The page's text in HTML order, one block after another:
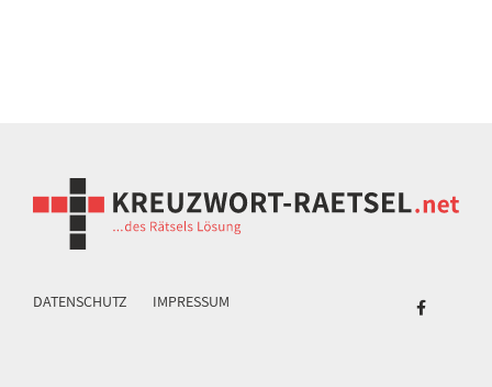
DATENSCHUTZ IMPRESSUM